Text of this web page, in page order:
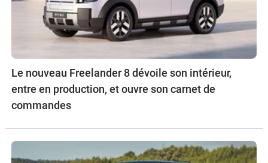
Le nouveau Freelander 8 dévoile son intérieur,
entre en production, et ouvre son carnet de
commandes